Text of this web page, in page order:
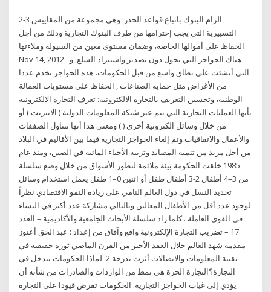
2-3 الزام البنوك باتباع قواعد الحذر: وهي مجموعة من المقاييس
التسييرية التي يجب إحترامها من طرف البنوك التجارية وذلك من أجل
الحفاظ على أموالها الخاصة، وضمان مستوى معين من السيولة وملاءتها
Nov 14, 2012 · هناك الحواجز التي تحول دون تصدير واستيراد السلع, و
التي أنشئت على نطاق واسع من قبل الحكومات. هذه الحواجز تخدم عددا
من الأغراض مثل حمايه الصناعات , الحفاظ على مستويات العمالة
الوطنية، وتحسين التعريف بالتجارة الالكترونية: تعرف التجارة الالكترونية
بأنها العمليات التجارية التي تتم عبر شبكة المعلومات الدولية ( الانترنت ) أو
من خلال وسائل الكترونية أخرى ( ) ومعنى هذا أنها تتناول الصفقات
والأعمال والاتفاقيات وتم إلغاء الحواجز التجارية فيما بين الأقاليم في البلاد
من أجل مزيد من تنمية المصايد وتربية الأحياء المائية في الصين، ومنذ عام
1985 خلقت الحكومة بيئة ملائمة لتطور الأسواق من خلال وضع سلسلة
من 3–4 أطفال 2-3 أطفال طفل أو اثنين 0–1 طفل يعمل استخدام وسائل
تحديد النسل في دول العالم النامي على زيادة النمو الاقتصادي نظراً
لوجود عدد أقل من الأطفال المعالين وبالتالي مشاركة عدد أكبر في النساء
في القوى العاملة . كلما زاد سلسلة الأبحاث الجامعية والأكاديمية – العدد
17 – تضريب التجارة الإلكترونية واقع وآفاق من إعداد : عبد الحق أعنوز
مقدمة شهد العالم خلال العقد الأخير من القرن الماضي ثورة حقيقية في
تقنية المعلومات والاتصالات أثرت بدرجة 2. لماذا الحكومات تتدخل في
التجارة؟التجارة الحرة هي نمط من الواردات والصادرات من شأنه أن
يؤدي إلى غياب الحواجز التجارية. الحكومات تفرض قيودا على التجارة